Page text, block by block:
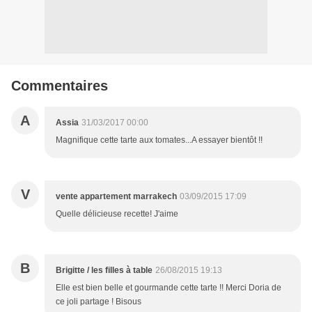
Commentaires
A Assia 31/03/2017 00:00
Magnifique cette tarte aux tomates...A essayer bientôt !!
V vente appartement marrakech 03/09/2015 17:09
Quelle délicieuse recette! J'aime
B Brigitte / les filles à table 26/08/2015 19:13
Elle est bien belle et gourmande cette tarte !! Merci Doria de
ce joli partage ! Bisous